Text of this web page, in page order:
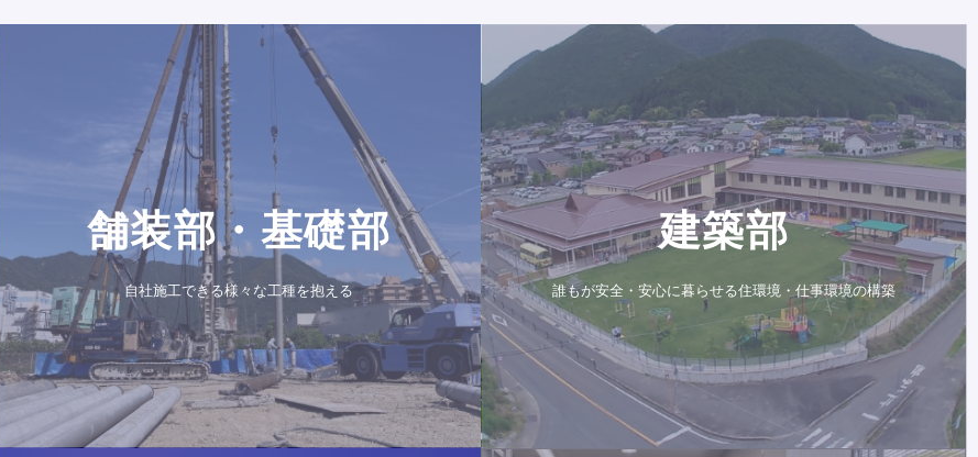
舗装部・基礎部
⾃社施⼯できる様々な⼯種を抱える
建築部
誰もが安全・安心に暮らせる住環境・仕事環境の構築